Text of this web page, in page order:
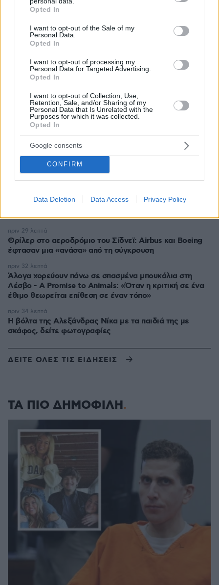
grant or deny consent to Google and its third-party tags to
use your data for below specified purposes in below Google
consent section.
Opted In
I want to opt-out of the Sale of my
Personal Data.
Opted In
I want to opt-out of processing my
Personal Data for Targeted Advertising.
Opted In
I want to opt-out of Collection, Use,
Retention, Sale, and/or Sharing of my
Personal Data that Is Unrelated with the
Purposes for which it was collected.
Opted In
Google consents
CONFIRM
Data Deletion Data Access Privacy Policy
της – Στα 72 της διαγνώστηκε με ΔΕΠΥ
πριν 8 λεπτά
γυάλινα βαζάκια
πριν 9 λεπτά
κάνουν παρέα τον Αύγουστο
πριν 9 λεπτά
ΤΑΣΟΣ ΚΑΡΑΜΗΤΣΟΣ
Η νέα σεζόν του φθινοπώρου, εκλογές «πρέπει» και
«δεν πρέπει»
πριν 11 λεπτά
ΑΑΔΕ: Αιφνιδιαστικοί έλεγχοι χωρίς τοπικές…
γνωριμίες
Οι συνδυασμοί συστατικών που κάνουν θαύματα στην
περιποίηση της επιδερμίδας
πριν 27 λεπτά
Θρίλερ στο αεροδρόμιο του Σίδνεϊ: Airbus και Boeing
έφτασαν μια «ανάσα» από τη σύγκρουση
πριν 29 λεπτά
Άλογα χορεύουν πάνω σε σπασμένα μπουκάλια στη
Λέσβο - A Promise to Animals: «Όταν η κριτική σε ένα
έθιμο θεωρείται επίθεση σε έναν τόπο»
πριν 32 λεπτά
Η βόλτα της Αλεξάνδρας Νίκα με τα παιδιά της με
σκάφος, δείτε φωτογραφίες
πριν 34 λεπτά
ΔΕΙΤΕ ΟΛΕΣ ΤΙΣ ΕΙΔΗΣΕΙΣ
ΤΑ ΠΙΟ ΔΗΜΟΦΙΛΗ